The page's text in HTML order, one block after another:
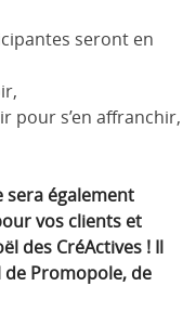
seront en
pour s’en affranchir,
sera également
vos clients et
des CréActives ! Il
Promopole, de